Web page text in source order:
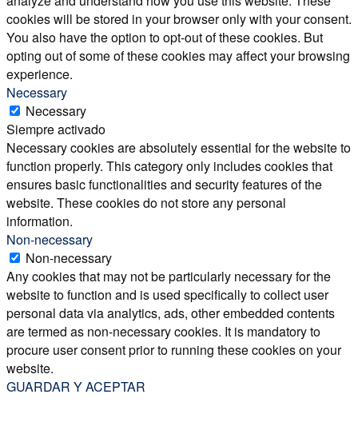
cookies will be stored in your browser only with your consent.
You also have the option to opt-out of these cookies. But
opting out of some of these cookies may affect your browsing
experience.
Necessary
Necessary
Siempre activado
Necessary cookies are absolutely essential for the website to
function properly. This category only includes cookies that
ensures basic functionalities and security features of the
website. These cookies do not store any personal
information.
Non-necessary
Non-necessary
Any cookies that may not be particularly necessary for the
website to function and is used specifically to collect user
personal data via analytics, ads, other embedded contents
are termed as non-necessary cookies. It is mandatory to
procure user consent prior to running these cookies on your
website.
GUARDAR Y ACEPTAR